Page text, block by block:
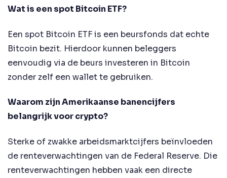
Wat is een spot Bitcoin ETF?
Een spot Bitcoin ETF is een beursfonds dat echte
Bitcoin bezit. Hierdoor kunnen beleggers
eenvoudig via de beurs investeren in Bitcoin
zonder zelf een wallet te gebruiken.
Waarom zijn Amerikaanse banencijfers
belangrijk voor crypto?
Sterke of zwakke arbeidsmarktcijfers beïnvloeden
de renteverwachtingen van de Federal Reserve. Die
renteverwachtingen hebben vaak een directe